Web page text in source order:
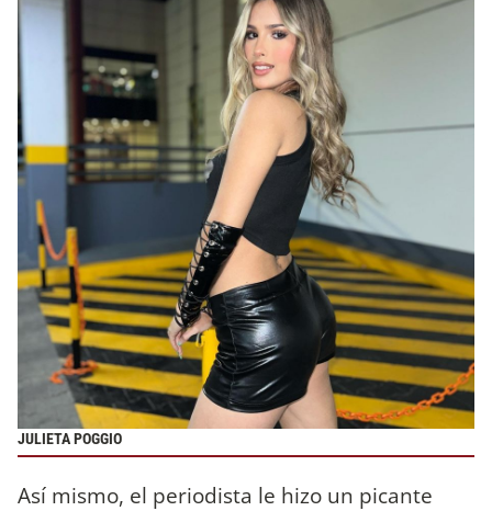
JULIETA POGGIO
Así mismo, el periodista le hizo un picante